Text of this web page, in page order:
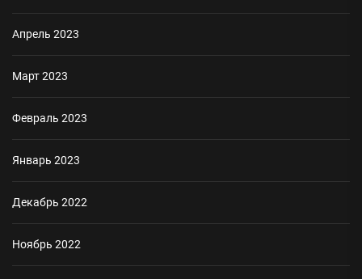
Апрель 2023
Март 2023
Февраль 2023
Январь 2023
Декабрь 2022
Ноябрь 2022